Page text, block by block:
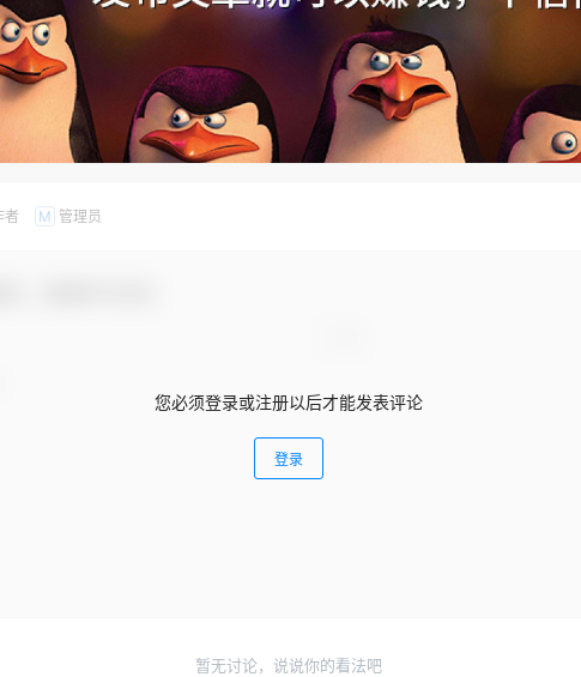
者 M 管理员
您必须登录或注册以后才能发表评论
登录
暂无讨论，说说你的看法吧